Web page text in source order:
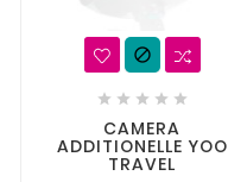

    
CAMERA
ADDITIONELLE YOO
TRAVEL